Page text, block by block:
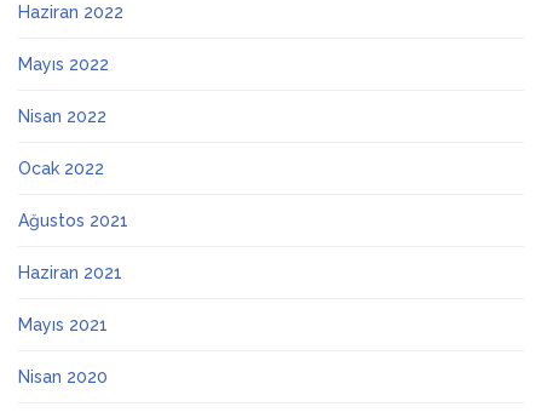
Haziran 2022
Mayıs 2022
Nisan 2022
Ocak 2022
Ağustos 2021
Haziran 2021
Mayıs 2021
Nisan 2020